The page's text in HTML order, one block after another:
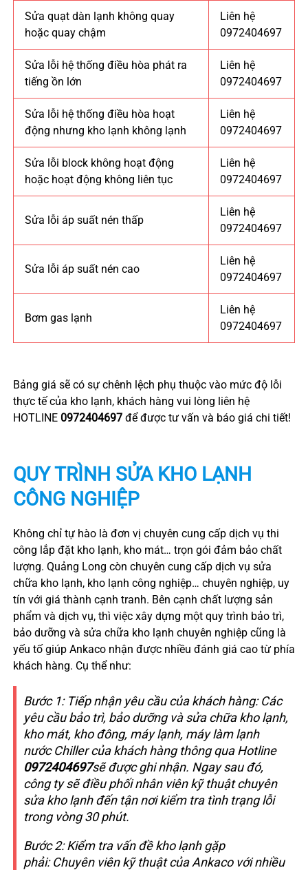
Sửa quạt dàn lạnh không quay
hoặc quay chậm
Liên hệ
0972404697
Sửa lỗi hệ thống điều hòa phát ra
tiếng ồn lớn
Liên hệ
0972404697
Sửa lỗi hệ thống điều hòa hoạt
động nhưng kho lạnh không lạnh
Liên hệ
0972404697
Sửa lỗi block không hoạt động
hoặc hoạt động không liên tục
Liên hệ
0972404697
Sửa lỗi áp suất nén thấp
Liên hệ
0972404697
Sửa lỗi áp suất nén cao
Liên hệ
0972404697
Bơm gas lạnh
Liên hệ
0972404697
Bảng giá sẽ có sự chênh lệch phụ thuộc vào mức độ lỗi
thực tế của kho lạnh, khách hàng vui lòng liên hệ
HOTLINE 0972404697để được tư vấn và báo giá chi tiết!
QUY TRÌNH SỬA KHO LẠNH
CÔNG NGHIỆP
Không chỉ tự hào là đơn vị chuyên cung cấp dịch vụ thi
công lắp đặt kho lạnh, kho mát… trọn gói đảm bảo chất
lượng. Quảng Long còn chuyên cung cấp dịch vụ sửa
chữa kho lạnh, kho lạnh công nghiệp… chuyên nghiệp, uy
tín với giá thành cạnh tranh. Bên cạnh chất lượng sản
phẩm và dịch vụ, thì việc xây dựng một quy trình bảo trì,
bảo dưỡng và sửa chữa kho lạnh chuyên nghiệp cũng là
yếu tố giúp Ankaco nhận được nhiều đánh giá cao từ phía
khách hàng. Cụ thể như:
Bước 1: Tiếp nhận yêu cầu của khách hàng:Các
yêu cầu bảo trì, bảo dưỡng và sửa chữa kho lạnh,
kho mát, kho đông, máy lạnh, máy làm lạnh
nước Chiller của khách hàng thông qua Hotline
0972404697sẽ được ghi nhận. Ngay sau đó,
công ty sẽ điều phối nhân viên kỹ thuật chuyên
sửa kho lạnh đến tận nơi kiểm tra tình trạng lỗi
trong vòng 30 phút.
Bước 2: Kiểm tra vấn đề kho lạnh gặp
phải:Chuyên viên kỹ thuật của Ankaco với nhiều